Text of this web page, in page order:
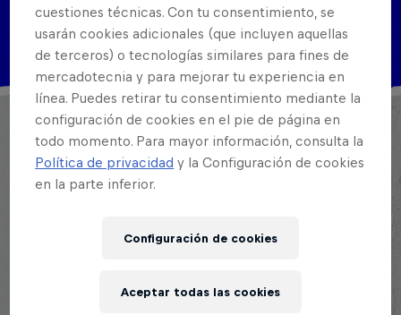
MC Battle
cuestiones técnicas. Con tu consentimiento, se
usarán cookies adicionales (que incluyen aquellas
de terceros) o tecnologías similares para fines de
mercadotecnia y para mejorar tu experiencia en
línea. Puedes retirar tu consentimiento mediante la
configuración de cookies en el pie de página en
todo momento. Para mayor información, consulta la
Política de privacidad y la Configuración de cookies
en la parte inferior.
Configuración de cookies
Aceptar todas las cookies